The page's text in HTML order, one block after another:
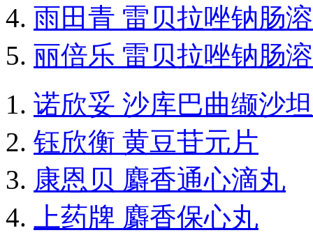
雨田青 雷贝拉唑钠肠
丽倍乐 雷贝拉唑钠肠
诺欣妥 沙库巴曲缬沙
钰欣衡 黄豆苷元片
康恩贝 麝香通心滴丸
上药牌 麝香保心丸